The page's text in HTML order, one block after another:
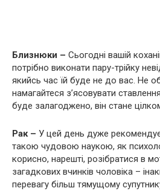
Близнюки – Сьогодні вашій
потрібно виконати пару-трійку
якийсь час їй буде не до вас. Не
намагайтеся з’ясовувати
буде залагоджено, він стане
Рак – У цей день дуже
такою чудовою наукою, як
корисно, нарешті, розібратися в
загадкових вчинків чоловіка –
перевагу більш тямущому